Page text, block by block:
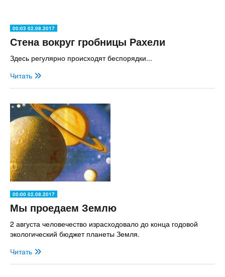
00:03 02.08.2017
Стена вокруг гробницы Рахели
Здесь регулярно происходят беспорядки...
Читать
00:00 02.08.2017
Мы проедаем Землю
2 августа человечество израсходовало до конца годовой
экологический бюджет планеты Земля.
Читать